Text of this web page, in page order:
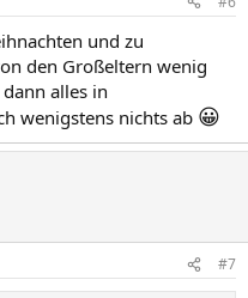
und zu
den Großeltern wenig
alles in
wenigstens nichts ab 😀
#7